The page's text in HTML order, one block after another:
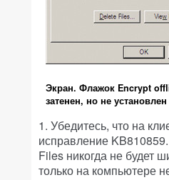
Экран. Флажок Encrypt
затенен, но не установлен
1. Убедитесь, что на
исправление
Files никогда не будет
только на компьютере